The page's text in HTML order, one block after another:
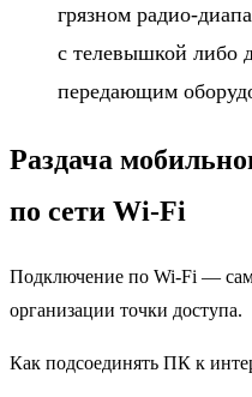
грязном радио-
с телевышкой либо
передающим
Раздача
по сети Wi-Fi
Подключение по Wi-Fi —
организации точки доступа.
Как подсоединять ПК к